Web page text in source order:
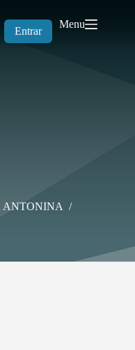
Entrar
Menu
ANTONINA /